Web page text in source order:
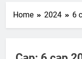
Home 2024 6